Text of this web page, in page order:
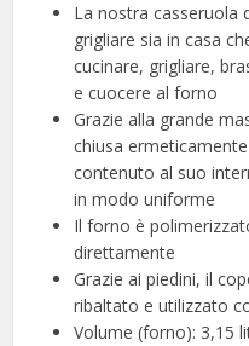
La nostra casseruola
grigliare sia in casa
cucinare, grigliare,
e cuocere al forno
Grazie alla grande
chiusa
contenuto al suo
in modo uniforme
Il forno è
direttamente
Grazie ai piedini, il
ribaltato e utilizzato
Volume (forno): 3,15